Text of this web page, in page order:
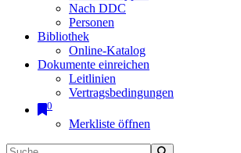
Nach DDC
Personen
Bibliothek
Online-Katalog
Dokumente einreichen
Leitlinien
Vertragsbedingungen
0
Merkliste öffnen